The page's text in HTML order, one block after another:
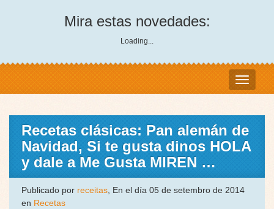
Mira estas novedades:
Loading...
Recetas clásicas: Pan alemán de
Navidad, Si te gusta dinos HOLA
y dale a Me Gusta MIREN …
Publicado por receitas, En el día 05 de setembro de 2014
en Recetas